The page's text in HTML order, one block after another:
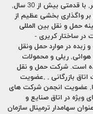
, با قدمتی بیش از 30 سال,
واگذاری بخشی عظیم از
حمل و نقل بین المللی
در ساختار کریری -
و زبده در موارد حمل ونقل
هوائی, ریلی و محمولات
است. شرکت حمل و نقل
اتاق بازرگانی , ,عضویت
عضویت انجمن شرکت های
در اتاق صنایع و
سهامدار ترمینال سازمان